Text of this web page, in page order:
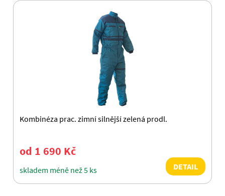
Kombinéza prac. zimní silnější zelená prodl.
od 1 690 Kč
skladem méně než 5 ks DETAIL